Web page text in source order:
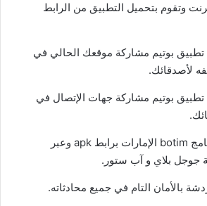
وتقوم بتحميل التطبيق من الرابط
بوتيم مشاركة موقعك الحالي في
لأصدقائك.
بوتيم مشاركة جهات الإتصال في
يمكن تحميل برنامج botim الإمارات برابط apk وعبر
جوجل بلاي و آب ستور.
بالأمان التام في جميع محادثاته.